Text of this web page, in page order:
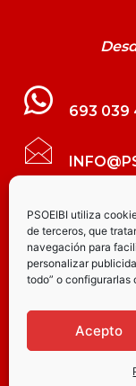
PSOEIBI utiliza
de terceros, que
navegación para
personalizar
todo” o configurarlas
Acepto
693 039
GRUPO
LES